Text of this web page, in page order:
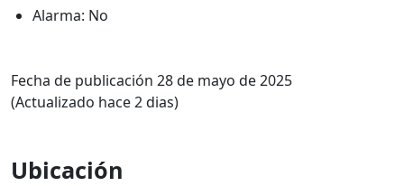
Alarma: No
Fecha de publicación 28 de mayo de 2025
(Actualizado hace 2 dias)
Ubicación